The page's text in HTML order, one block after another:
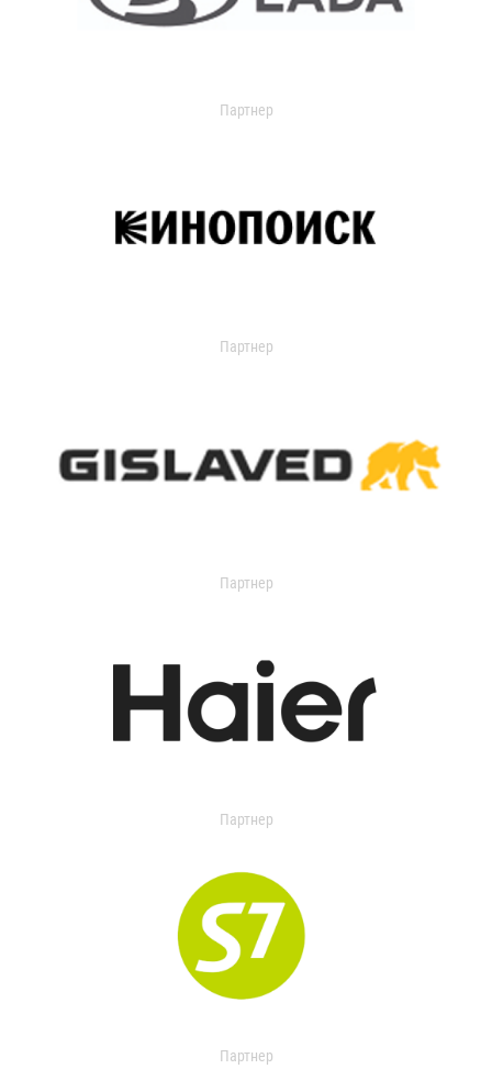
Партнер
Партнер
Партнер
Партнер
Партнер